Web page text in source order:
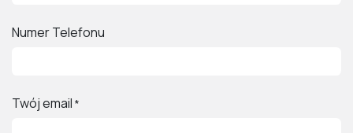
Numer Telefonu
Twój email *